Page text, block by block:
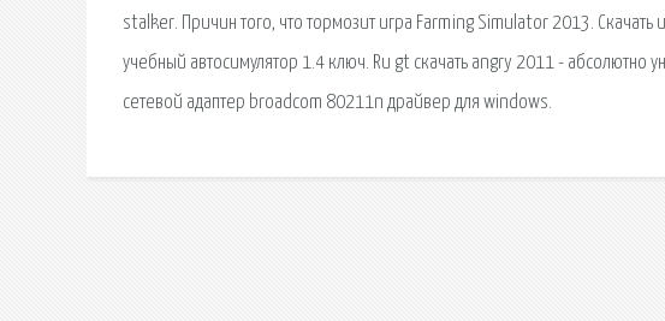
stalker. Причин того, что тормозит игра Farming Simulator 2013.
учебный автосимулятор 1.4 ключ. Ru gt скачать angry 2011 - абсолютно
сетевой адаптер broadcom 80211n драйвер для windows.